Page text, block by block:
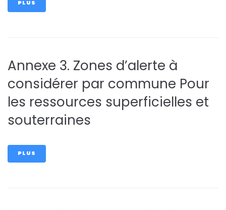
PLUS
Annexe 3. Zones d’alerte à
considérer par commune Pour
les ressources superficielles et
souterraines
PLUS